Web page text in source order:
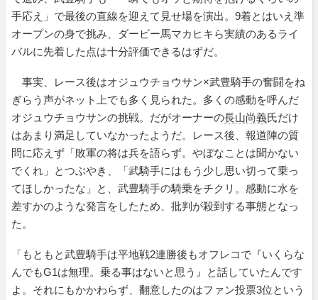
手応え」で最後の直線を迎えて見せ場を演出。9着とはいえ準
オープンの身で挑み、ダービー馬マカヒキら実績のあるライ
バルに先着した点は十分評価できるはずだ。
事実、レース後はオジュウチョウサン×武豊騎手の奮闘をね
ぎらう声がネット上でも多く見られた。多くの感動を呼んだ
オジュウチョウサンの挑戦。だがオーナーの長山尚義氏だけ
はあまり満足していなかったようだ。レース後、報道陣の質
問に応えず「敗軍の将は兵を語らず。やぼなことは聞かない
でくれ」とつぶやき、「武騎手にはもう少し思い切って乗っ
てほしかったな」と、武豊騎手の騎乗をチクリ。感動に水を
差すかのような発言をしたため、批判が殺到する事態となっ
た。
「もともと武豊騎手は平地戦2連勝後もオフレコで『いくらな
んでもG1は無理。乗る事はないと思う』と話していたんです
よ。それにもかかわらず、翻意したのはファン投票3位という